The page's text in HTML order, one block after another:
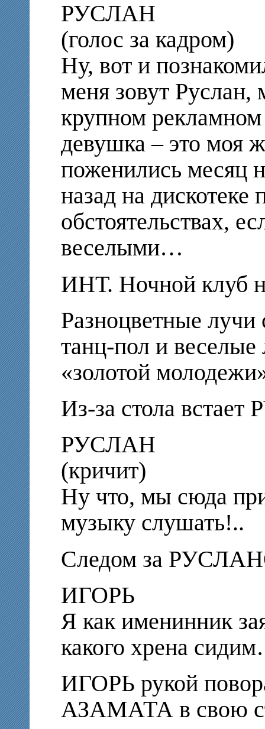
РУСЛАН
(голос за кадром)
Ну, вот и
меня зовут Руслан,
крупном рекламном
девушка – это моя
поженились месяц
назад на дискотеке
обстоятельствах,
веселыми…
ИНТ. Ночной клуб
Разноцветные
танц-пол и
«золотой
Из-за стола
РУСЛАН
(кричит)
Ну что, мы сюда
музыку слушать!..
Следом за
ИГОРЬ
Я как именинник
какого хрена
ИГОРЬ рукой
АЗАМАТА в свою